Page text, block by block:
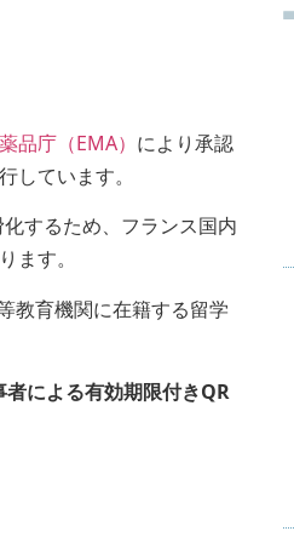
品庁（EMA） により承認
しています。
するため、フランス国内
ます。
教育機関に在籍する留学
者による有効期限付きQR